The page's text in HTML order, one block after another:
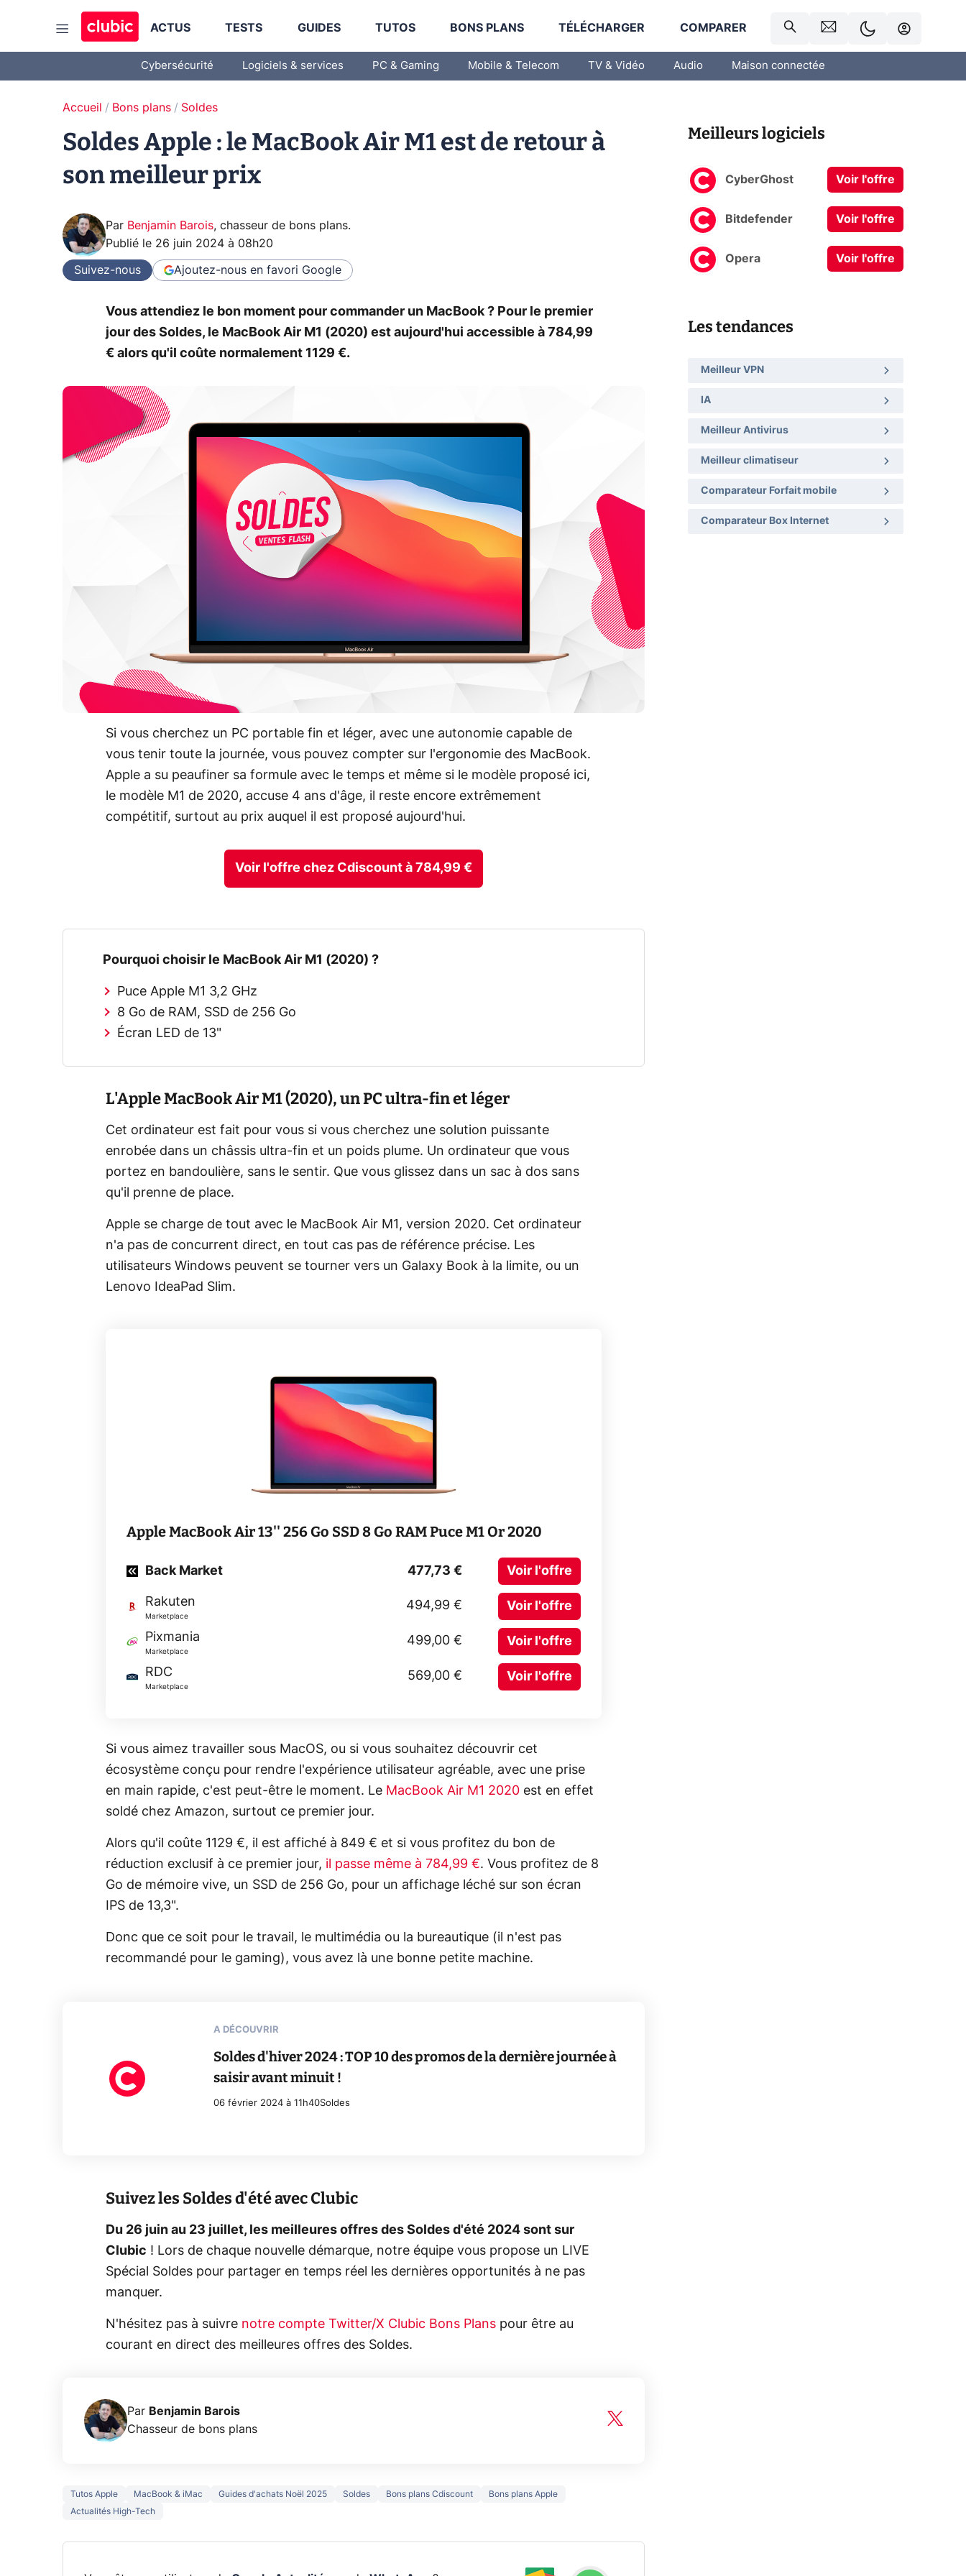
ACTUS TESTS GUIDES TUTOS BONS PLANS TÉLÉCHARGER COMPARER
Cybersécurité Logiciels & services PC & Gaming Mobile & Telecom TV & Vidéo Audio Maison connectée
Accueil Bons plans Soldes
Soldes Apple : le MacBook Air M1 est de retour à
son meilleur prix
Par Benjamin Barois, chasseur de bons plans.
Publié le 26 juin 2024 à 08h20
Suivez-nous Ajoutez-nous en favori Google
Vous attendiez le bon moment pour commander un MacBook ? Pour le premier
jour des Soldes, le MacBook Air M1 (2020) est aujourd'hui accessible à 784,99
€ alors qu'il coûte normalement 1129 €.
Si vous cherchez un PC portable fin et léger, avec une autonomie capable de
vous tenir toute la journée, vous pouvez compter sur l'ergonomie des MacBook.
Apple a su peaufiner sa formule avec le temps et même si le modèle proposé ici,
le modèle M1 de 2020, accuse 4 ans d'âge, il reste encore extrêmement
compétitif, surtout au prix auquel il est proposé aujourd'hui.
Voir l'offre chez Cdiscount à 784,99 €
Pourquoi choisir le MacBook Air M1 (2020) ?
Puce Apple M1 3,2 GHz
8 Go de RAM, SSD de 256 Go
Écran LED de 13"
L'Apple MacBook Air M1 (2020), un PC ultra-fin et léger
Cet ordinateur est fait pour vous si vous cherchez une solution puissante
enrobée dans un châssis ultra-fin et un poids plume. Un ordinateur que vous
portez en bandoulière, sans le sentir. Que vous glissez dans un sac à dos sans
qu'il prenne de place.
Apple se charge de tout avec le MacBook Air M1, version 2020. Cet ordinateur
n'a pas de concurrent direct, en tout cas pas de référence précise. Les
utilisateurs Windows peuvent se tourner vers un Galaxy Book à la limite, ou un
Lenovo IdeaPad Slim.
Apple MacBook Air 13'' 256 Go SSD 8 Go RAM Puce M1 Or 2020
Back Market 477,73 € Voir l'offre
Rakuten
Marketplace
494,99 € Voir l'offre
Pixmania
Marketplace
499,00 € Voir l'offre
RDC
Marketplace
569,00 € Voir l'offre
Si vous aimez travailler sous MacOS, ou si vous souhaitez découvrir cet
écosystème conçu pour rendre l'expérience utilisateur agréable, avec une prise
en main rapide, c'est peut-être le moment. Le MacBook Air M1 2020 est en effet
soldé chez Amazon, surtout ce premier jour.
Alors qu'il coûte 1129 €, il est affiché à 849 € et si vous profitez du bon de
réduction exclusif à ce premier jour, il passe même à 784,99 €. Vous profitez de 8
Go de mémoire vive, un SSD de 256 Go, pour un affichage léché sur son écran
IPS de 13,3".
Donc que ce soit pour le travail, le multimédia ou la bureautique (il n'est pas
recommandé pour le gaming), vous avez là une bonne petite machine.
A DÉCOUVRIR
Soldes d'hiver 2024 : TOP 10 des promos de la dernière journée à
saisir avant minuit !
06 février 2024 à 11h40Soldes
Suivez les Soldes d'été avec Clubic
Du 26 juin au 23 juillet, les meilleures offres des Soldes d'été 2024 sont sur
Clubic ! Lors de chaque nouvelle démarque, notre équipe vous propose un LIVE
Spécial Soldes pour partager en temps réel les dernières opportunités à ne pas
manquer.
N'hésitez pas à suivre notre compte Twitter/X Clubic Bons Plans pour être au
courant en direct des meilleures offres des Soldes.
Par Benjamin Barois
Chasseur de bons plans
Tutos Apple MacBook & iMac Guides d'achats Noël 2025 Soldes Bons plans Cdiscount
Bons plans Apple
Actualités High-Tech
Meilleurs logiciels
CyberGhost Voir l'offre
Bitdefender Voir l'offre
Opera Voir l'offre
Les tendances
Meilleur VPN
IA
Meilleur Antivirus
Meilleur climatiseur
Comparateur Forfait mobile
Comparateur Box Internet